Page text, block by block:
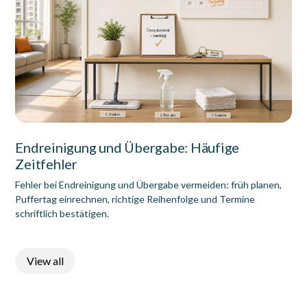
Endreinigung und Übergabe: Häufige
Zeitfehler
Fehler bei Endreinigung und Übergabe vermeiden: früh planen,
Puffertag einrechnen, richtige Reihenfolge und Termine
schriftlich bestätigen.
View all